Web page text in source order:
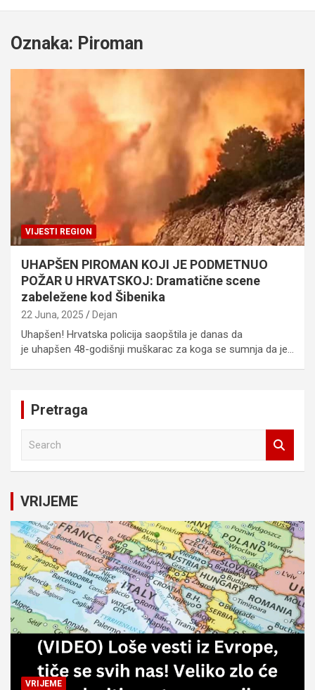
Oznaka: Piroman
VIJESTI REGION
UHAPŠEN PIROMAN KOJI JE PODMETNUO
POŽAR U HRVATSKOJ: Dramatične scene
zabeležene kod Šibenika
22 Juna, 2025 Dejan
Uhapšen! Hrvatska policija saopštila je danas da
je uhapšen 48-godišnji muškarac za koga se sumnja da je…
Pretraga
c
h
VRIJEME
VRIJEME